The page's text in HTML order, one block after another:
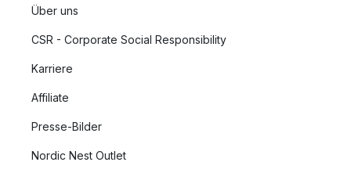
Über uns
CSR - Corporate Social Responsibility
Karriere
Affiliate
Presse-Bilder
Nordic Nest Outlet